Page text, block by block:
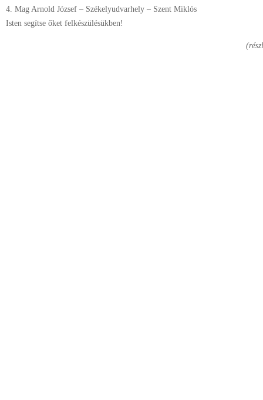
4. Mag Arnold József – Székelyudvarhely – Szent Miklós
Isten segítse őket felkészülésükben!